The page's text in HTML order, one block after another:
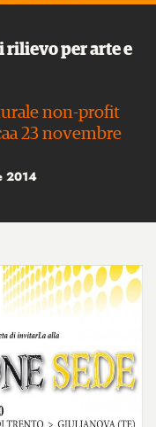
rilievo per arte e
non-profit
23 novembre
2014